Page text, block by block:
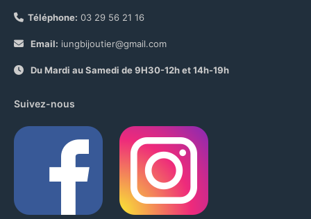
Téléphone: 03 29 56 21 16
Email: iungbijoutier@gmail.com
Du Mardi au Samedi de 9H30-12h et 14h-19h
Suivez-nous